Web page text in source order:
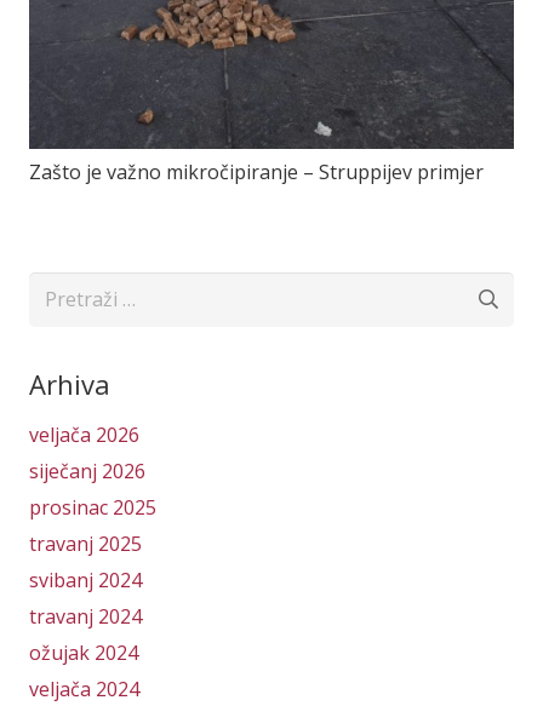
Zašto je važno mikročipiranje – Struppijev primjer
Pretraži:
Arhiva
veljača 2026
siječanj 2026
prosinac 2025
travanj 2025
svibanj 2024
travanj 2024
ožujak 2024
veljača 2024